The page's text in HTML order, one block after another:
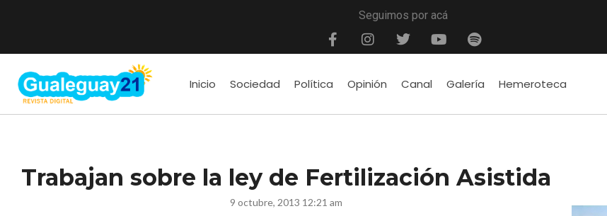
Seguimos por acá
Inicio Sociedad Política Opinión Canal Galería Hemeroteca
Trabajan sobre la ley de Fertilización Asistida
9 octubre, 2013 12:21 am